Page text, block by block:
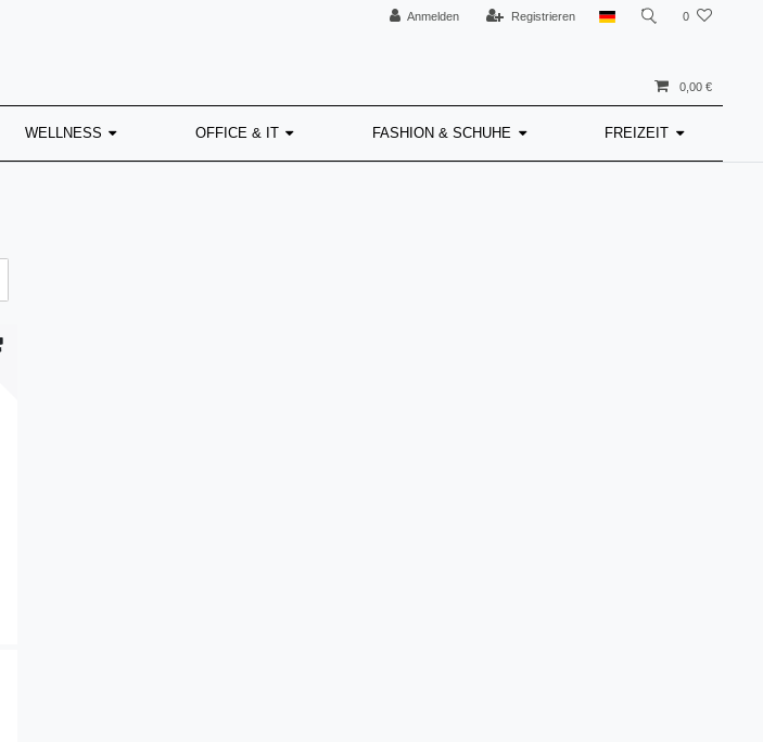
Anmelden Registrieren 0
0,00 €
WELLNESS OFFICE & IT FASHION & SCHUHE FREIZEIT